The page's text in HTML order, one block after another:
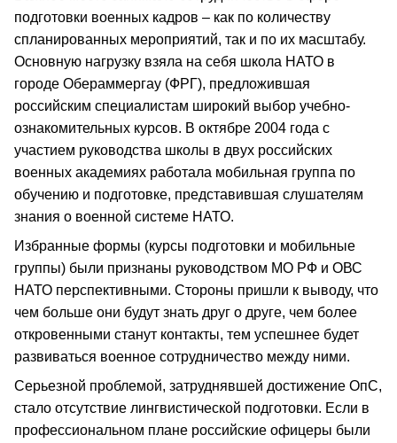
подготовки военных кадров – как по количеству
спланированных мероприятий, так и по их масштабу.
Основную нагрузку взяла на себя школа НАТО в
городе Обераммергау (ФРГ), предложившая
российским специалистам широкий выбор учебно-
ознакомительных курсов. В октябре 2004 года с
участием руководства школы в двух российских
военных академиях работала мобильная группа по
обучению и подготовке, представившая слушателям
знания о военной системе НАТО.
Избранные формы (курсы подготовки и мобильные
группы) были признаны руководством МО РФ и ОВС
НАТО перспективными. Стороны пришли к выводу, что
чем больше они будут знать друг о друге, чем более
откровенными станут контакты, тем успешнее будет
развиваться военное сотрудничество между ними.
Серьезной проблемой, затруднявшей достижение ОпС,
стало отсутствие лингвистической подготовки. Если в
профессиональном плане российские офицеры были